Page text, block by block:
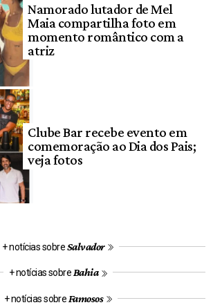
Namorado lutador de Mel
Maia compartilha foto em
momento romântico com a
atriz
Clube Bar recebe evento em
comemoração ao Dia dos Pais;
veja fotos
+ notícias sobreSalvador
+ notícias sobre Bahia
+ notícias sobre Famosos